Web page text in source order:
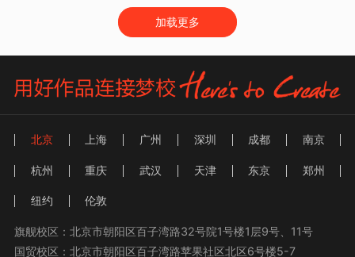
加载更多
北京 上海 广州 深圳 成都 南京
杭州 重庆 武汉 天津 东京 郑州
纽约 伦敦
旗舰校区：北京市朝阳区百子湾路32号院1号楼1层9号、11号
国贸校区：北京市朝阳区百子湾路苹果社区北区6号楼5-7